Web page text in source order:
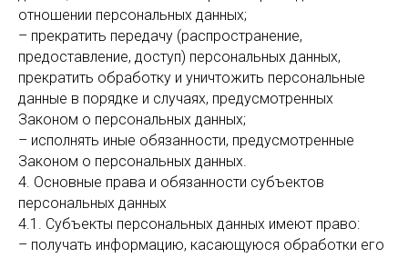
отношении персональных данных;
– прекратить передачу (распространение,
предоставление, доступ) персональных данных,
прекратить обработку и уничтожить персональные
данные в порядке и случаях, предусмотренных
Законом о персональных данных;
– исполнять иные обязанности, предусмотренные
Законом о персональных данных.
4. Основные права и обязанности субъектов
персональных данных
4.1. Субъекты персональных данных имеют право:
– получать информацию, касающуюся обработки его